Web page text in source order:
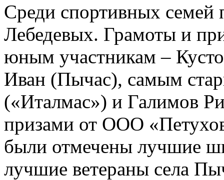
Среди спортивных семей
Лебедевых. Грамоты и
юным участникам –
Иван (Пычас), самым
(«Италмас») и Галимов
призами от ООО
были отмечены лучшие
лучшие ветераны села